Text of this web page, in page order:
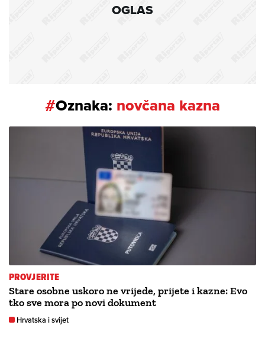
OGLAS
#Oznaka: novčana kazna
PROVJERITE
Stare osobne uskoro ne vrijede, prijete i kazne: Evo
tko sve mora po novi dokument
Hrvatska i svijet